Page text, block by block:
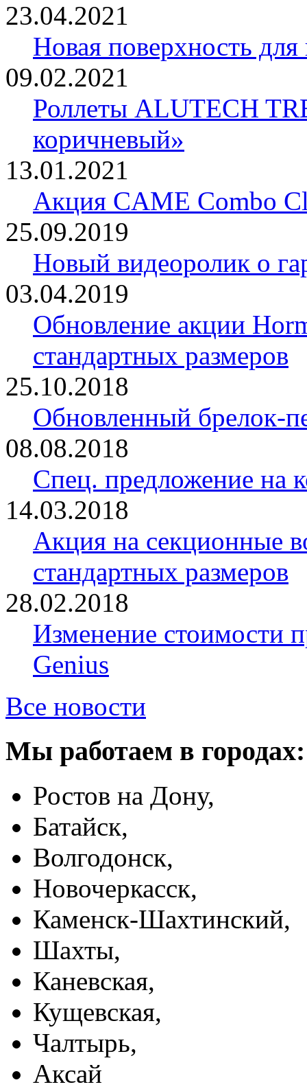
23.04.2021
Новая поверхность
09.02.2021
Роллеты ALUTECH
коричневый»
13.01.2021
Акция CAME Combo
25.09.2019
Новый видеоролик о
03.04.2019
Обновление акции
стандартных размеров
25.10.2018
Обновленный брелок-
08.08.2018
Спец. предложение на
14.03.2018
Акция на секционные
стандартных размеров
28.02.2018
Изменение стоимости
Genius
Все новости
Мы работаем в городах:
Ростов на Дону,
Батайск,
Волгодонск,
Новочеркасск,
Каменск-Шахтинский,
Шахты,
Каневская,
Кущевская,
Чалтырь,
Аксай